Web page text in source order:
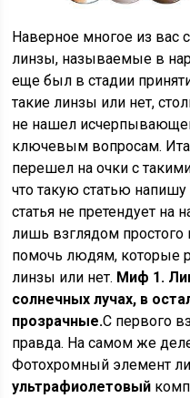
Наверное многое из
линзы, называемые в
еще был в стадии
такие линзы или нет,
не нашел
ключевым вопросам.
перешел на очки с
что такую статью напишу
статья не претендует на
лишь взглядом простого
помочь людям, которые
линзы или нет. Миф 1.
солнечных лучах, в
прозрачные.С первого
правда. На самом же
Фотохромный элемент
ультрафиолетовый